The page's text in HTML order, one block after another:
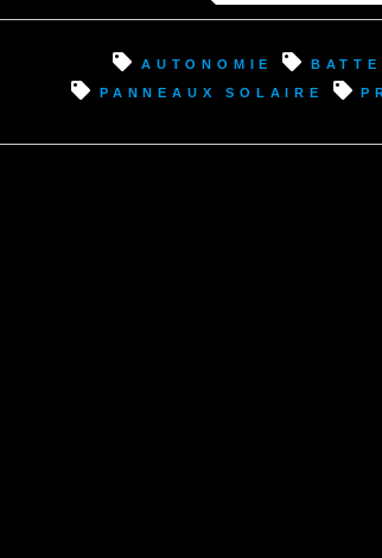
le
maximum
la
autonomie
panneaux solaire